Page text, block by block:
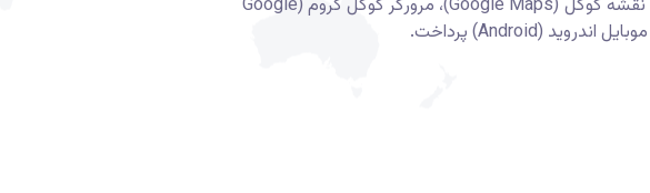
نظیر گوگل ایمیل (Gmail)، نقشه گوگل (Google Maps)، مرورگر گوگل کروم (Google